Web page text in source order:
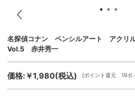
名探偵コナン ペンシルアート アクリ
Vol.5 赤井秀一
価格:￥1,980(税込) [ポイント還元 19ポ